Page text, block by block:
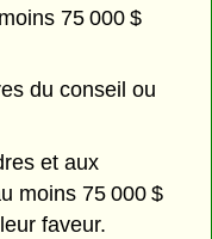
75 000 $
du conseil ou
et aux
moins 75 000 $
faveur.